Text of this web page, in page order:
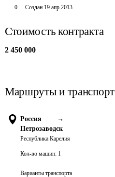
0 Создан 19 апр 2013
Стоимость контракта
2 450 000
Маршруты и транспорт
Россия
→
Петрозаводск
Республика Карелия
Кол-во машин: 1
Варианты транспорта